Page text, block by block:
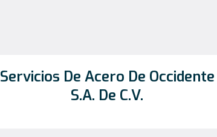
Servicios De Acero De Occidente
S.A. De C.V.